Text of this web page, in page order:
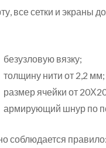
все сетки и экраны
безузловую вязку;
толщину нити от 2,2 мм;
размер ячейки от
армирующий шнур по
соблюдается